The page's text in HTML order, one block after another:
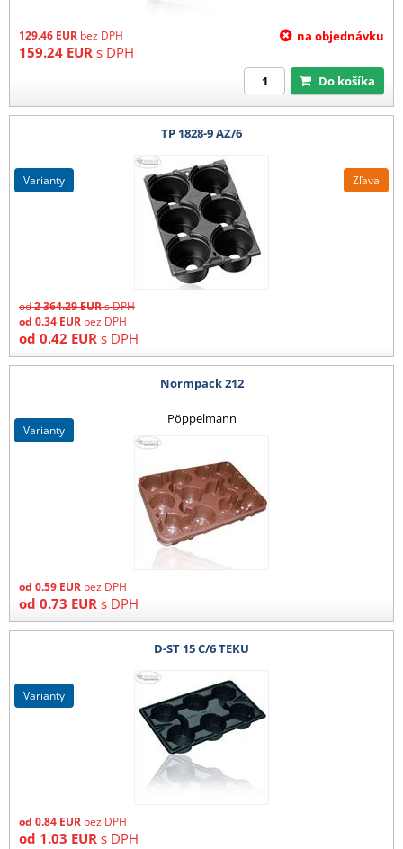
129.46 EUR bez DPH
159.24 EUR s DPH
na objednávku
Do košíka
TP 1828-9 AZ/6
od2 364.29EURs DPH
Zľava
od 0.34 EUR bez DPH
od 0.42 EUR s DPH
varianty
Normpack 212
Pöppelmann
od 0.59 EUR bez DPH
od 0.73 EUR s DPH
varianty
D-ST 15 C/6 TEKU
od 0.84 EUR bez DPH
od 1.03 EUR s DPH
varianty